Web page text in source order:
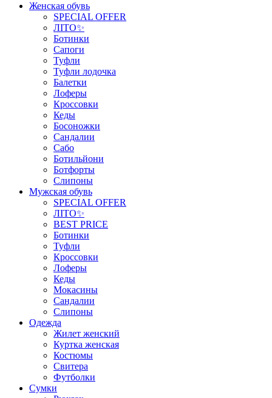
Женская обувь
SPECIAL OFFER
ЛІТО✨
Ботинки
Сапоги
Туфли
Туфли лодочка
Балетки
Лоферы
Кроссовки
Кеды
Босоножки
Сандалии
Сабо
Ботильйони
Ботфорты
Слипоны
Мужская обувь
SPECIAL OFFER
ЛІТО✨
BEST PRICE
Ботинки
Туфли
Кроссовки
Лоферы
Кеды
Мокасины
Сандалии
Слипоны
Одежда
Жилет женский
Куртка женская
Костюмы
Свитера
Футболки
Сумки